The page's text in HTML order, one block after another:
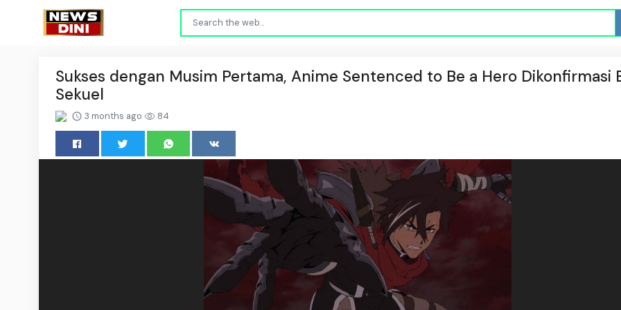
Sukses dengan Musim Pertama, Anime Sentenced to Be a Hero Dikonfirmasi
Sekuel
3 months ago 84